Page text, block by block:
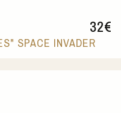
32€
SPACE INVADER